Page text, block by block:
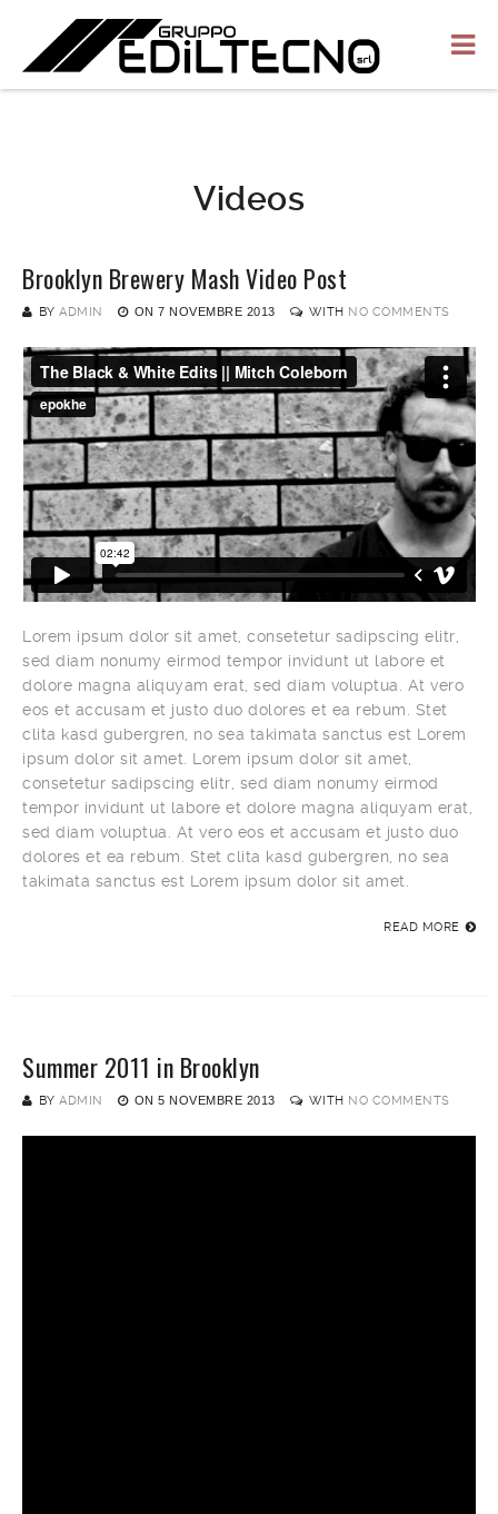
Videos
Brooklyn Brewery Mash Video Post
BY ADMIN ON 7 NOVEMBRE 2013 WITH NO COMMENTS
Lorem ipsum dolor sit amet, consetetur sadipscing elitr,
sed diam nonumy eirmod tempor invidunt ut labore et
dolore magna aliquyam erat, sed diam voluptua. At vero
eos et accusam et justo duo dolores et ea rebum. Stet
clita kasd gubergren, no sea takimata sanctus est Lorem
ipsum dolor sit amet. Lorem ipsum dolor sit amet,
consetetur sadipscing elitr, sed diam nonumy eirmod
tempor invidunt ut labore et dolore magna aliquyam erat,
sed diam voluptua. At vero eos et accusam et justo duo
dolores et ea rebum. Stet clita kasd gubergren, no sea
takimata sanctus est Lorem ipsum dolor sit amet.
READ MORE
Summer 2011 in Brooklyn
BY ADMIN ON 5 NOVEMBRE 2013 WITH NO COMMENTS